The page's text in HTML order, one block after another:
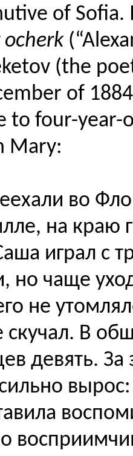
of
(the
of
to four-year-
Mary:
во
на краю
играл с
но чаще
не
В
девять.